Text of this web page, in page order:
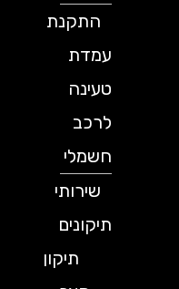
התקנת
עמדת
טעינה
לרכב
חשמלי
שירותי
תיקונים
תיקון